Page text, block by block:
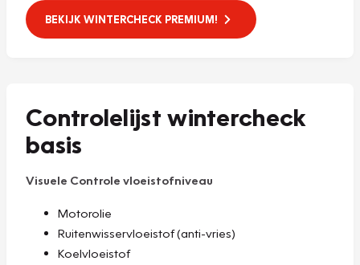
BEKIJK WINTERCHECK PREMIUM!
Controlelijst wintercheck
basis
Visuele Controle vloeistofniveau
Motorolie
Ruitenwisservloeistof (anti-vries)
Koelvloeistof